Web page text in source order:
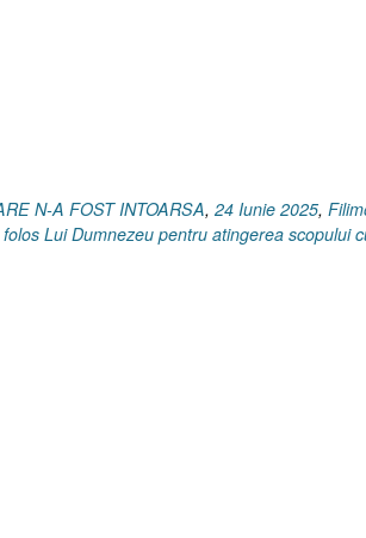
N-A FOST INTOARSA, 24 Iunie 2025,
Lui Dumnezeu pentru atingerea scopului